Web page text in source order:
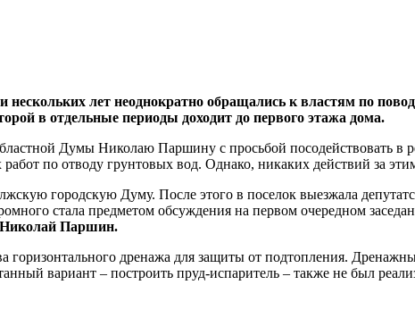
лет неоднократно обращались к властям по
в отдельные периоды доходит до первого этажа дома.
Думы Николаю Паршину с просьбой посодействовать
по отводу грунтовых вод. Однако, никаких действий за
городскую Думу. После этого в поселок выезжала
стала предметом обсуждения на первом очередном
Николай Паршин.
дренажа для защиты от подтопления.
вариант – построить пруд-испаритель – также не был